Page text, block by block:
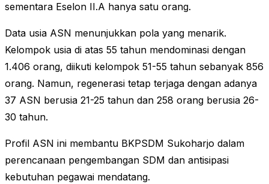
sementara Eselon II.A hanya satu orang.
Data usia ASN menunjukkan pola yang menarik.
Kelompok usia di atas 55 tahun mendominasi dengan
1.406 orang, diikuti kelompok 51-55 tahun sebanyak 856
orang. Namun, regenerasi tetap terjaga dengan adanya
37 ASN berusia 21-25 tahun dan 258 orang berusia 26-
30 tahun.
Profil ASN ini membantu BKPSDM Sukoharjo dalam
perencanaan pengembangan SDM dan antisipasi
kebutuhan pegawai mendatang.